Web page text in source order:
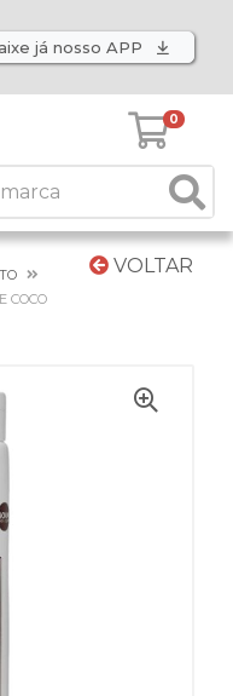
já nosso APP
0
VOLTAR
COCO